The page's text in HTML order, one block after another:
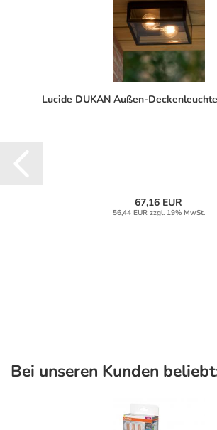
Lucide DUKAN Außen-
67,16 EUR
56,44 EUR zzgl. 19% MwSt.
Bei unseren Kunden